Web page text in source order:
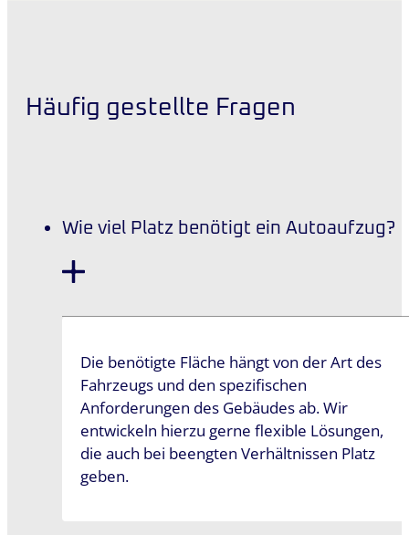
Häufig gestellte Fragen
Wie viel Platz benötigt ein Autoaufzug?
Die benötigte Fläche hängt von der Art des
Fahrzeugs und den spezifischen
Anforderungen des Gebäudes ab. Wir
entwickeln hierzu gerne flexible Lösungen,
die auch bei beengten Verhältnissen Platz
geben.